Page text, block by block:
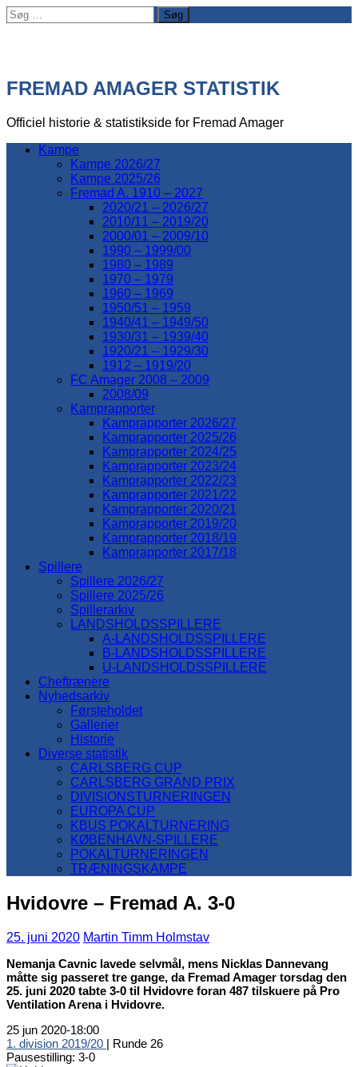
Søg
efter:
FREMAD AMAGER STATISTIK
Officiel historie & statistikside for Fremad Amager
Kampe
Kampe 2026/27
Kampe 2025/26
Fremad A. 1910 – 2027
2020/21 – 2026/27
2010/11 – 2019/20
2000/01 – 2009/10
1990 – 1999/00
1980 – 1989
1970 – 1979
1960 – 1969
1950/51 – 1959
1940/41 – 1949/50
1930/31 – 1939/40
1920/21 – 1929/30
1912 – 1919/20
FC Amager 2008 – 2009
2008/09
Kamprapporter
Kamprapporter 2026/27
Kamprapporter 2025/26
Kamprapporter 2024/25
Kamprapporter 2023/24
Kamprapporter 2022/23
Kamprapporter 2021/22
Kamprapporter 2020/21
Kamprapporter 2019/20
Kamprapporter 2018/19
Kamprapporter 2017/18
Spillere
Spillere 2026/27
Spillere 2025/26
Spillerarkiv
LANDSHOLDSSPILLERE
A-LANDSHOLDSSPILLERE
B-LANDSHOLDSSPILLERE
U-LANDSHOLDSSPILLERE
Cheftrænere
Nyhedsarkiv
Førsteholdet
Gallerier
Historie
Diverse statistik
CARLSBERG CUP
CARLSBERG GRAND PRIX
DIVISIONSTURNERINGEN
EUROPA CUP
KBUS POKALTURNERING
KØBENHAVN-SPILLERE
POKALTURNERINGEN
TRÆNINGSKAMPE
Hvidovre – Fremad A. 3-0
25. juni 2020 Martin Timm Holmstav
Nemanja Cavnic lavede selvmål, mens Nicklas Dannevang
måtte sig passeret tre gange, da Fremad Amager torsdag den
25. juni 2020 tabte 3-0 til Hvidovre foran 487 tilskuere på Pro
Ventilation Arena i Hvidovre.
25 jun 2020-18:00
1. division 2019/20 | Runde 26
Pausestilling: 3-0